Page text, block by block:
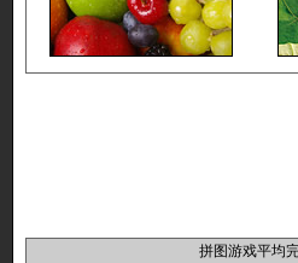
拼图游戏平均